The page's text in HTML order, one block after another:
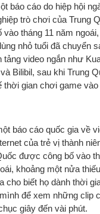
báo cáo do hiệp hội
trò chơi của Trung
vào tháng 11 năm
nhỏ tuổi đã chuyển
tảng video ngắn như
Bilibil, sau khi Trung
thời gian chơi game vào
báo cáo quốc gia về
của trẻ vị thành
được công bố vào
khoảng một nửa
cho biết họ dành thời
để xem những clip
giây đến vài phút.